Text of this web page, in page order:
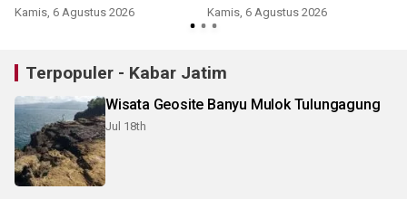
Kamis, 6 Agustus 2026 Kamis, 6 Agustus 2026
Terpopuler - Kabar Jatim
Wisata Geosite Banyu Mulok Tulungagung
Jul 18th